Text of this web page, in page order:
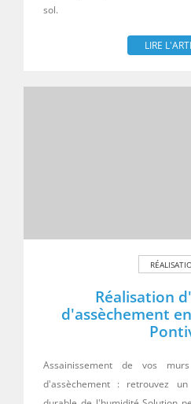
sol.
LIRE
Réalisation
d'assèchement
Assainissement de vos
d'assèchement : retrouvez